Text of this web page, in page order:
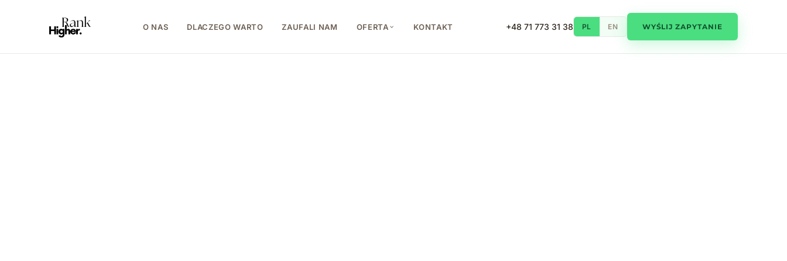
O NAS DLACZEGO WARTO ZAUFALI NAM OFERTA KONTAKT +48 71 773 31 38 PL EN WYŚLIJ ZAPYTANIE